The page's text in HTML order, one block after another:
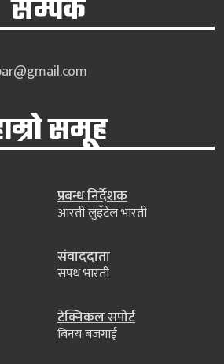
सम्पर्क
समूह
प्रबन्ध निर्देशक
आरती लुइँटेल भारती
संवाददाता
सपथ भारती
टेक्निकल सपोर्ट
बिनय बजगाईं